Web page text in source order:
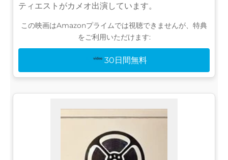
ティエストがカメオ出演しています。
この映画はAmazonプライムでは視聴できませんが、特典
をご利用いただけます:
30日間無料